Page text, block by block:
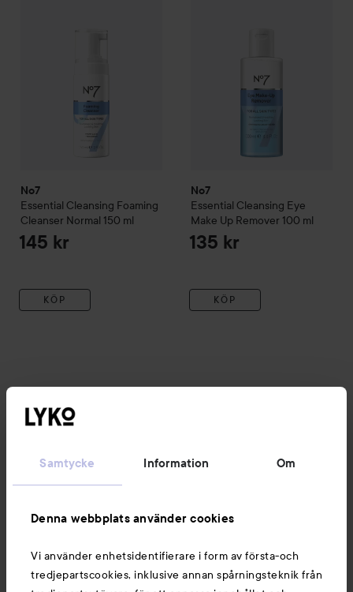
Samtycke Information Om
Denna webbplats använder cookies
Vi använder enhetsidentifierare i form av första-och
tredjepartscookies, inklusive annan spårningsteknik från
No7
Essential Cleansing Foaming
Cleanser Normal 150 ml
145 kr
KÖP
No7
Essential Cleansing Eye
Make Up Remover 100 ml
135 kr
KÖP
43 produkter
Följ oss